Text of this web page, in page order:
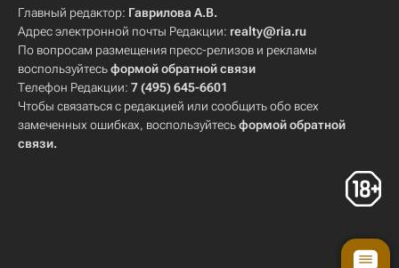
Главный редактор: Гаврилова А.В.
Адрес электронной почты Редакции: realty@ria.ru
По вопросам размещения пресс-релизов и рекламы
воспользуйтесьформой обратной связи
Телефон Редакции: 7 (495) 645-6601
Чтобы связаться с редакцией или сообщить обо всех
замеченных ошибках, воспользуйтесьформой обратной
связи.